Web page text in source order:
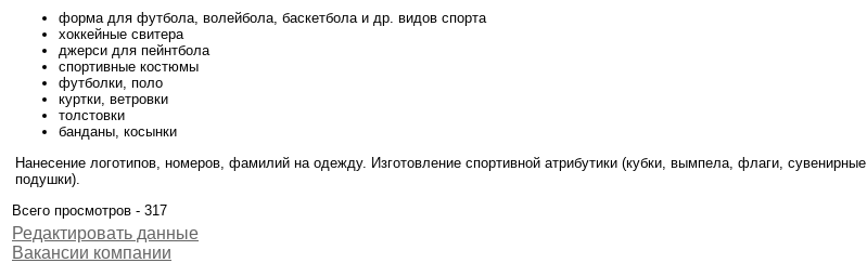
форма для футбола, волейбола, баскетбола и др. видов спорта
хоккейные свитера
джерси для пейнтбола
спортивные костюмы
футболки, поло
куртки, ветровки
толстовки
банданы, косынки
Нанесение логотипов, номеров, фамилий на одежду. Изготовление спортивной атрибутики (кубки, вымпела, флаги, сувенирные
подушки).
Всего просмотров - 317
Редактировать данные
Вакансии компании